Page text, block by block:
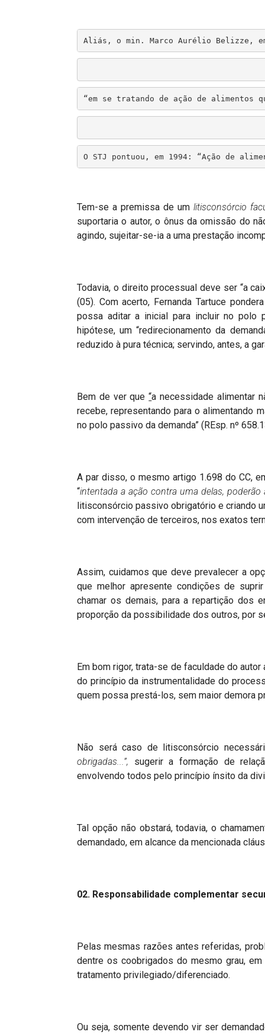
Aliás, o min. Marco Aurélio Belizze,
“em se tratando de ação de alimentos
O STJ pontuou, em 1994: “Ação de
Tem-se a premissa de um litisconsórcio
suportaria o autor, o ônus da omissão do
agindo, sujeitar-se-ia a uma prestação
Todavia, o direito processual deve ser “a
(05). Com acerto, Fernanda Tartuce
possa aditar a inicial para incluir no polo
hipótese, um “redirecionamento da
reduzido à pura técnica; servindo, antes, a
Bem de ver que“a necessidade alimentar
recebe, representando para o alimentando
no polo passivo da demanda” (REsp. nº
A par disso, o mesmo artigo 1.698 do CC,
“intentada a ação contra uma delas,
litisconsórcio passivo obrigatório e criando
com intervenção de terceiros, nos exatos
Assim, cuidamos que deve prevalecer a
que melhor apresente condições de
chamar os demais, para a repartição dos
proporção da possibilidade dos outros, por
Em bom rigor, trata-se de faculdade do
do princípio da instrumentalidade do
quem possa prestá-los, sem maior demora
Não será caso de litisconsórcio
obrigadas...”, sugerir a formação de
envolvendo todos pelo princípio ínsito da
Tal opção não obstará, todavia, o
demandado, em alcance da mencionada
02. Responsabilidade complementar
Pelas mesmas razões antes referidas,
dentre os coobrigados do mesmo grau,
tratamento privilegiado/diferenciado.
Ou seja, somente devendo vir ser